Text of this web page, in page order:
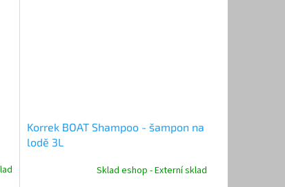
Korrek BOAT Shampoo - šampon na
lodě 3L
Sklad eshop - Externí sklad